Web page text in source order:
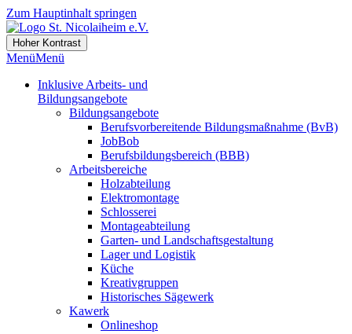
Zum Hauptinhalt springen
Hoher Kontrast
MenüMenü
Inklusive Arbeits- und
Bildungsangebote
Bildungsangebote
Berufsvorbereitende Bildungsmaßnahme (BvB)
JobBob
Berufsbildungsbereich (BBB)
Arbeitsbereiche
Holzabteilung
Elektromontage
Schlosserei
Montageabteilung
Garten- und Landschaftsgestaltung
Lager und Logistik
Küche
Kreativgruppen
Historisches Sägewerk
Kawerk
Onlineshop